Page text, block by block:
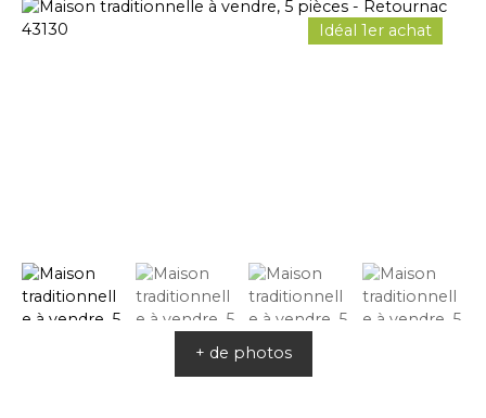
Idéal 1er achat
+ de photos